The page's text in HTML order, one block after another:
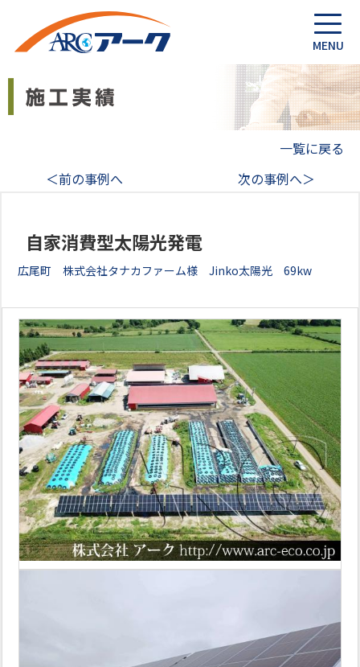
一覧に戻る
＜前の事例へ
次の事例へ＞
自家消費型太陽光発電
広尾町 株式会社タナカファーム様 Jinko太陽光 69kw